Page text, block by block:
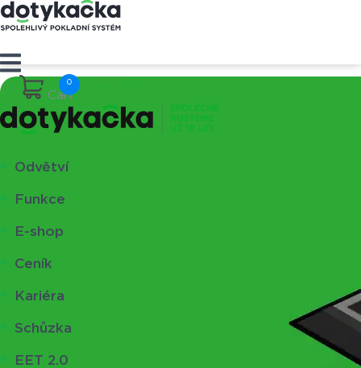
Cart
Odvětví
Funkce
E-shop
Ceník
Kariéra
Schůzka
EET 2.0